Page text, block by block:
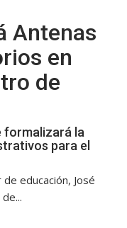
Antenas
en
de
formalizará la
para el
educación, José